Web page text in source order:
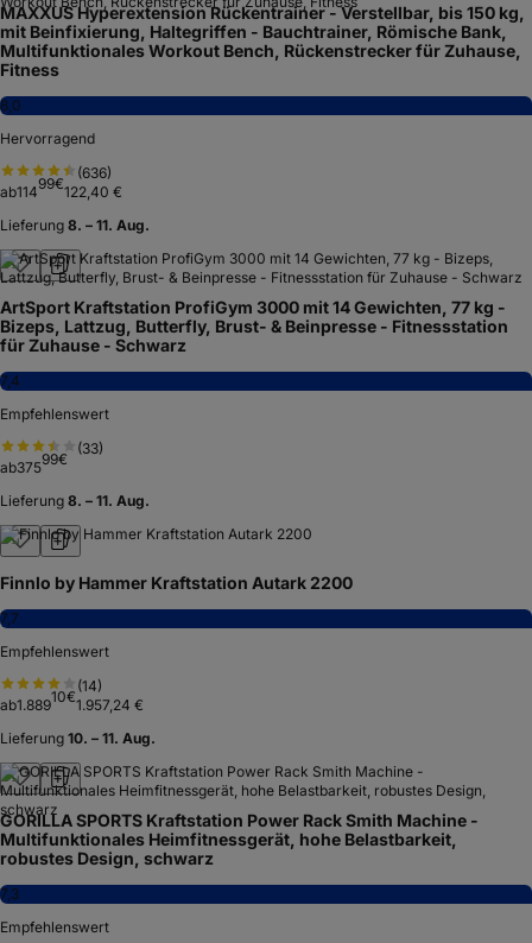
MAXXUS Hyperextension Rückentrainer - Verstellbar, bis 150 kg,
mit Beinfixierung, Haltegriffen - Bauchtrainer, Römische Bank,
Multifunktionales Workout Bench, Rückenstrecker für Zuhause,
Fitness
8,0
Hervorragend
(636)
ab11499€122,40 €
Lieferung 8. – 11. Aug.
ArtSport Kraftstation ProfiGym 3000 mit 14 Gewichten, 77 kg -
Bizeps, Lattzug, Butterfly, Brust- & Beinpresse - Fitnessstation
für Zuhause - Schwarz
7,4
Empfehlenswert
(33)
ab37599€
Lieferung 8. – 11. Aug.
Finnlo by Hammer Kraftstation Autark 2200
7,7
Empfehlenswert
(14)
ab1.88910€1.957,24 €
Lieferung 10. – 11. Aug.
GORILLA SPORTS Kraftstation Power Rack Smith Machine -
Multifunktionales Heimfitnessgerät, hohe Belastbarkeit,
robustes Design, schwarz
7,3
Empfehlenswert